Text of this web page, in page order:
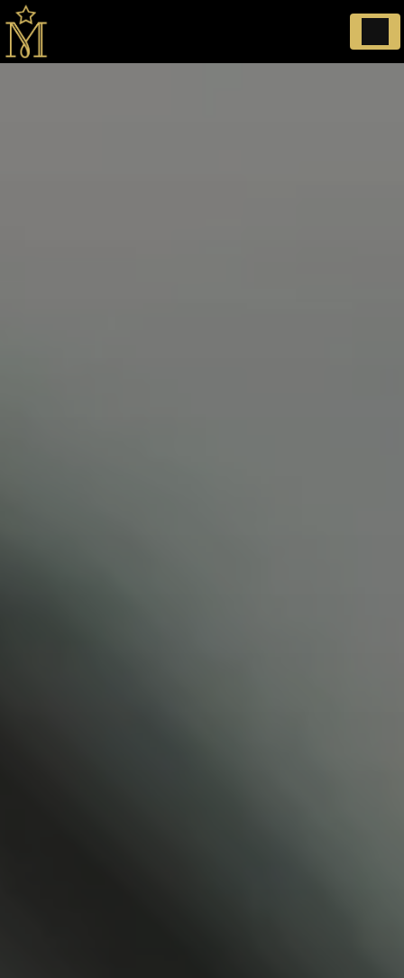
Panneau de gestion des cookies